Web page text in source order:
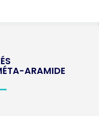
ARAMIDE